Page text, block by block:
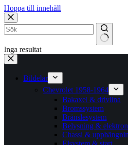
Hoppa till innehåll
Inga resultat
Bildelar
Chevrolet 1958-1964
Bakaxel & drivlina
Bromssystem
Bränslesystem
Belysning &
Chassi &
Elsystem & start